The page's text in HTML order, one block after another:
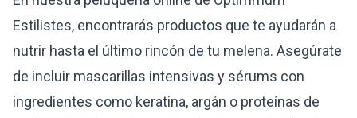
Estilistes, encontrarás productos que te ayudarán a
nutrir hasta el último rincón de tu melena. Asegúrate
de incluir mascarillas intensivas y sérums con
ingredientes como keratina, argán o proteínas de